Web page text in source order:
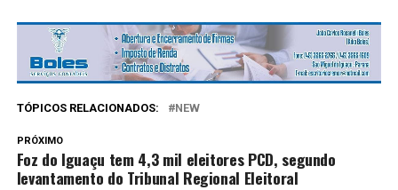
TÓPICOS RELACIONADOS: NEW
PRÓXIMO
Foz do Iguaçu tem 4,3 mil eleitores PCD, segundo
levantamento do Tribunal Regional Eleitoral